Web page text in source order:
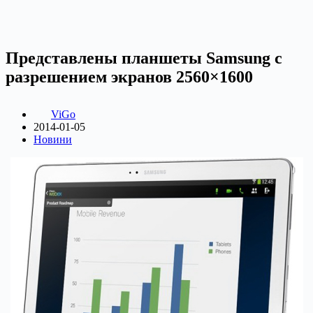
Представлены планшеты Samsung с
разрешением экранов 2560×1600
ViGo
2014-01-05
Новини